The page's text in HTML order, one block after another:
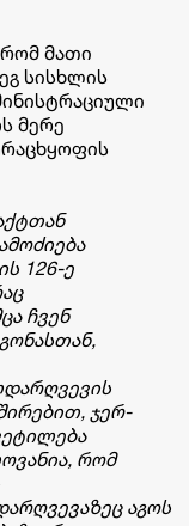
მათი
სისხლის
მერე
126-ე
ჩვენ
ჯერ-
რომ
აგოს